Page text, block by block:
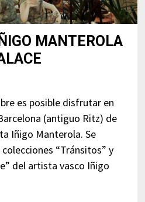
MANTEROLA
es posible disfrutar en
(antiguo Ritz) de
Iñigo Manterola. Se
“Tránsitos” y
del artista vasco Iñigo